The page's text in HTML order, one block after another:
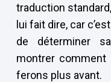
traduction
lui fait dire, car
de déterminer
montrer
ferons plus avant.